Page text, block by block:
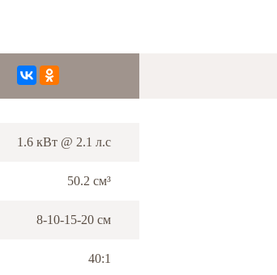
1.6 кВт @ 2.1 л.с
50.2 см³
8-10-15-20 см
40:1